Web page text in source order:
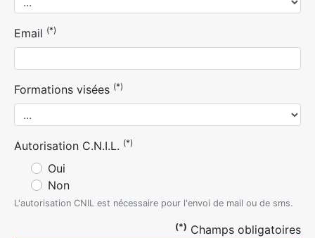
Email (*)
Formations visées (*)
Autorisation C.N.I.L. (*)
Oui
Non
L'autorisation CNIL est nécessaire pour l'envoi de mail ou de sms.
(*) Champs obligatoires